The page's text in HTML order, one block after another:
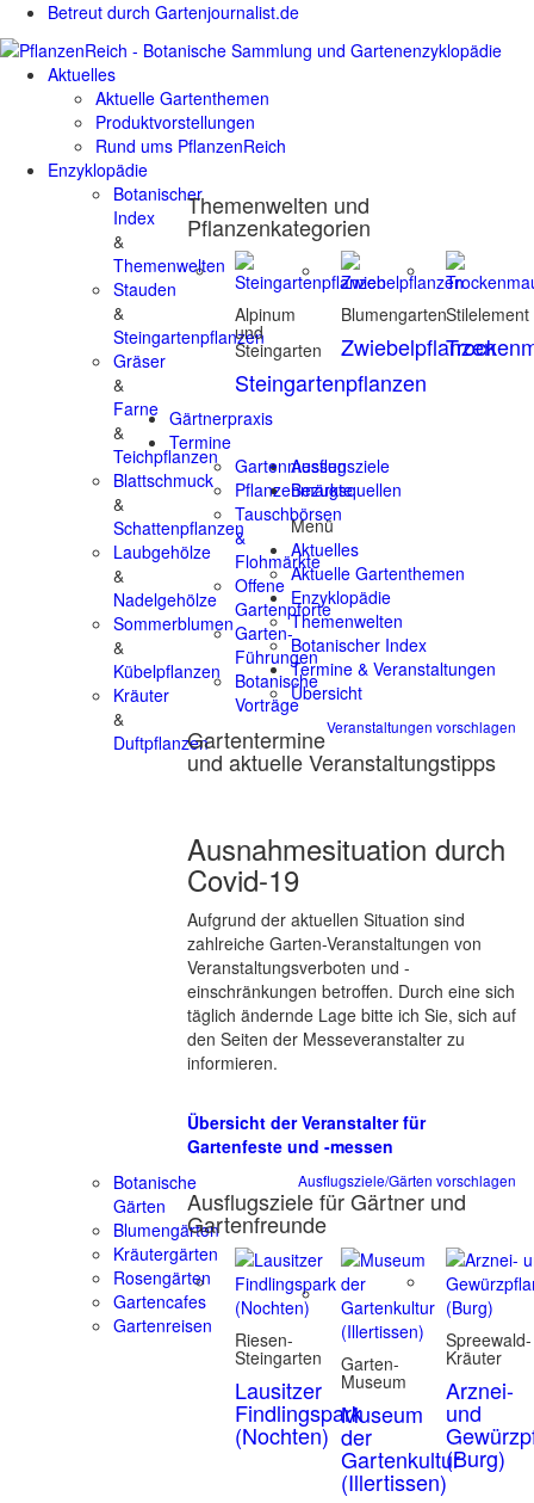
Betreut durch Gartenjournalist.de
Aktuelles
Aktuelle Gartenthemen
Produktvorstellungen
Rund ums PflanzenReich
Enzyklopädie
Botanischer
Index
&
Themenwelten
Stauden
&
Steingartenpflanzen
Gräser
&
Farne
&
Teichpflanzen
Blattschmuck
&
Schattenpflanzen
Laubgehölze
&
Nadelgehölze
Sommerblumen
&
Kübelpflanzen
Kräuter
&
Duftpflanzen
Themenwelten und
Pflanzenkategorien
Alpinum
und
Steingarten
Steingartenpflanzen
Blumengarten
Zwiebelpflanzen
Stilelement
Gärtnerpraxis
Termine
Gartenmessen
Pflanzenmärkte
Tauschbörsen
&
Flohmärkte
Offene
Gartenpforte
Garten-
Führungen
Botanische
Vorträge
Veranstaltungen vorschlagen
Gartentermine
und aktuelle Veranstaltungstipps
Ausnahmesituation durch
Covid-19
Aufgrund der aktuellen Situation sind
zahlreiche Garten-Veranstaltungen von
Veranstaltungsverboten und -
einschränkungen betroffen. Durch eine sich
täglich ändernde Lage bitte ich Sie, sich auf
den Seiten der Messeveranstalter zu
informieren.
Übersicht der Veranstalter für
Gartenfeste und -messen
Ausflugsziele
Botanische
Gärten
Blumengärten
Kräutergärten
Rosengärten
Gartencafes
Gartenreisen
Ausflugsziele/Gärten vorschlagen
Ausflugsziele für Gärtner und
Gartenfreunde
Riesen-
Steingarten
Lausitzer
Findlingspark
(Nochten)
Garten-
Museum
Museum
der
Gartenkultur
(Illertissen)
Spreewald-
Kräuter
Arznei-
und
(Burg)
Bezugsquellen
Menü
Aktuelles
Aktuelle Gartenthemen
Enzyklopädie
Themenwelten
Botanischer Index
Termine & Veranstaltungen
Übersicht